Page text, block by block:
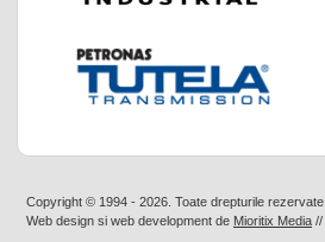
Copyright © 1994 - 2026. Toate drepturile rezervate
Web design si web development de Mioritix Media //